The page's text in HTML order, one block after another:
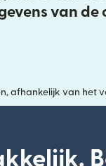
van de
afhankelijk van het